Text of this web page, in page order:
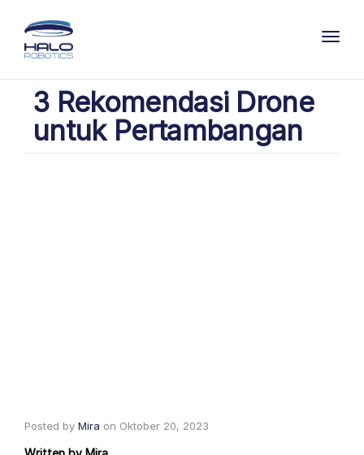
3 Rekomendasi Drone
untuk Pertambangan
Posted by Mira on Oktober 20, 2023